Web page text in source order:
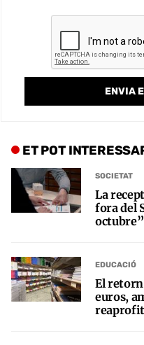
ET POT
SOCIETAT
La
fora del
octubre”
EDUCACIÓ
El retorn
euros,